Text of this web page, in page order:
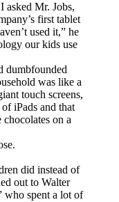
asked Mr. Jobs,
first tablet
used it,” he
our kids use
dumbfounded
was like a
touch screens,
iPads and that
on a
did instead of
out to Walter
who spent a lot of